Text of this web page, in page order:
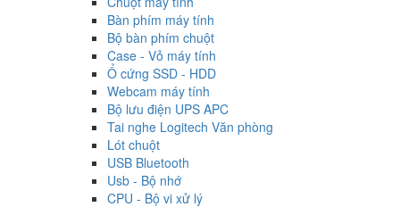
Bàn phím máy tính
Bộ bàn phím chuột
Case - Vỏ máy tính
Ổ cứng SSD - HDD
Webcam máy tính
Bộ lưu điện UPS APC
Tai nghe Logitech Văn phòng
Lót chuột
USB Bluetooth
Usb - Bộ nhớ
CPU - Bộ vi xử lý